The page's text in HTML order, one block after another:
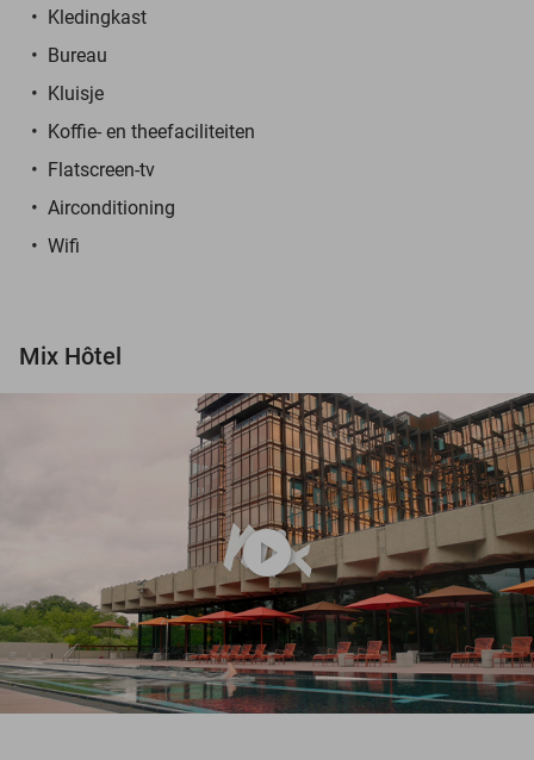
Kledingkast
Bureau
Kluisje
Koffie- en theefaciliteiten
Flatscreen-tv
Airconditioning
Wifi
Mix Hôtel
play_circle